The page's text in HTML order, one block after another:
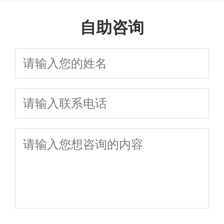
自助咨询